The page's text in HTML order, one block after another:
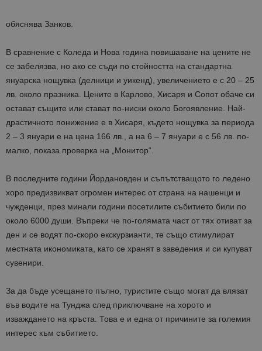
обяснява Занков.
В сравнение с Коледа и Нова година повишаване на цените не
се забелязва, но ако се съди по стойността на стандартна
януарска нощувка (делници и уикенд), увеличението е с 20 – 25
лв. около празника. Цените в Карлово, Хисаря и Сопот обаче си
остават същите или стават по-ниски около Богоявление. Най-
драстичното понижение е в Хисаря, където нощувка за периода
2 – 3 януари е на цена 166 лв., а на 6 – 7 януари е с 56 лв. по-
малко, показа проверка на „Монитор“.
В последните години Йордановден и съпътстващото го ледено
хоро предизвикват огромен интерес от страна на нашенци и
чужденци, през минали години посетилите събитието били по
около 6000 души. Въпреки че по-голямата част от тях отиват за
ден и се водят по-скоро екскурзианти, те също стимулират
местната икономиката, като се хранят в заведения и си купуват
сувенири.
За да бъде усещането пълно, туристите също могат да влязат
във водите на Тунджа след приключване на хорото и
изваждането на кръста. Това е и една от причините за големия
интерес към събитието.